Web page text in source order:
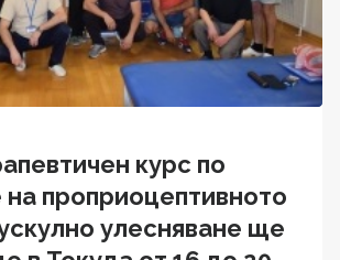
курс по
проприоцептивното
улесняване ще